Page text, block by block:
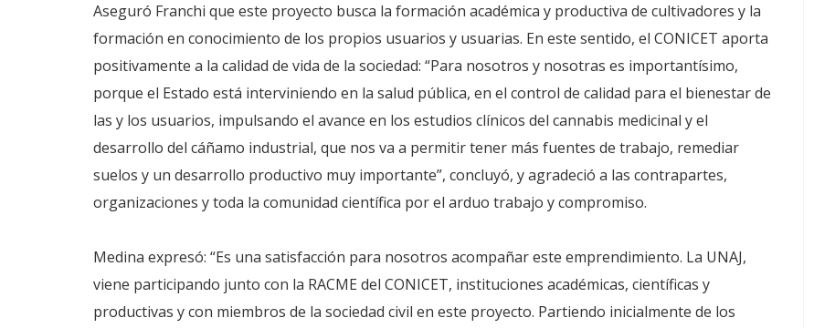
Aseguró Franchi que este proyecto busca la formación académica y productiva de cultivadores y la
formación en conocimiento de los propios usuarios y usuarias. En este sentido, el CONICET aporta
positivamente a la calidad de vida de la sociedad: “Para nosotros y nosotras es importantísimo,
porque el Estado está interviniendo en la salud pública, en el control de calidad para el bienestar de
las y los usuarios, impulsando el avance en los estudios clínicos del cannabis medicinal y el
desarrollo del cáñamo industrial, que nos va a permitir tener más fuentes de trabajo, remediar
suelos y un desarrollo productivo muy importante”, concluyó, y agradeció a las contrapartes,
organizaciones y toda la comunidad científica por el arduo trabajo y compromiso.
Medina expresó: “Es una satisfacción para nosotros acompañar este emprendimiento. La UNAJ,
viene participando junto con la RACME del CONICET, instituciones académicas, científicas y
productivas y con miembros de la sociedad civil en este proyecto. Partiendo inicialmente de los